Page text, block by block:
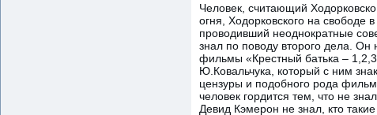
Человек, считающий
огня, Ходорковского на свободе
проводивший неоднократные
знал по поводу второго дела.
фильмы «Крестный батька –
Ю.Ковальчука, который с ним
цензуры и подобного рода
человек гордится тем, что не
Девид Кэмерон не знал, кто